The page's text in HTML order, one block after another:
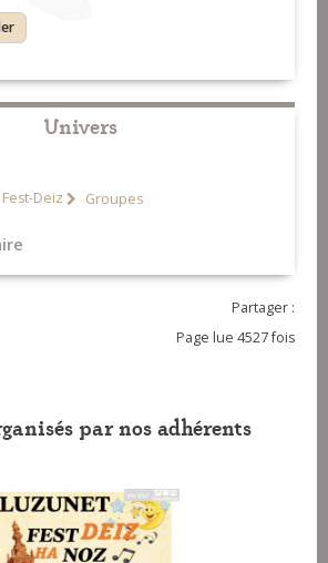
Univers
Deiz Groupes
Partager :
Page lue 4527 fois
par nos adhérents